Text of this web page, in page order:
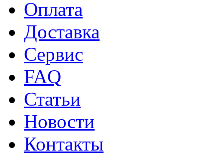
Оплата
Доставка
Сервис
FAQ
Статьи
Новости
Контакты